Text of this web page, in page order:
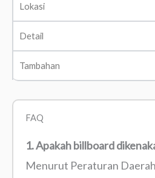
Lokasi
Detail
Tambahan
FAQ
1. Apakah billboard
Menurut Peraturan